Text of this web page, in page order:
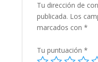
Tu dirección de
publicada. Los
marcados con *
Tu puntuación *